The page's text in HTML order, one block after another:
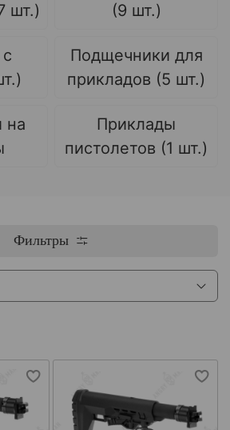
шт.)
(9 шт.)
Подщечники для
прикладов (5 шт.)
на
Приклады
пистолетов (1 шт.)
Фильтры